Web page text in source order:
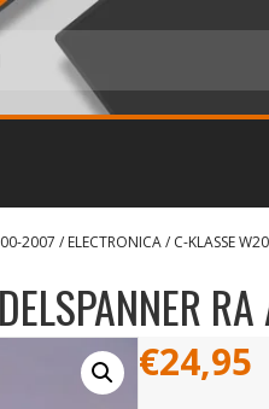
2007 / ELECTRONICA/ C-KLASSE
€24,95